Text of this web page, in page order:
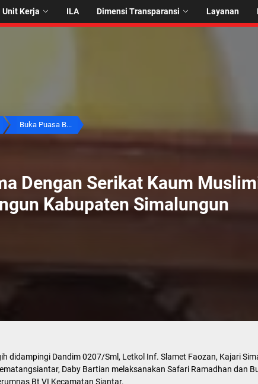
Unit Kerja ILA Dimensi Transparansi Layanan
Buka Puasa B...
Dengan Serikat Kaum
Kabupaten Simalungun
didampingi Dandim 0207/Sml, Letkol Inf. Slamet Faozan, Kajari
Daby Bartian melaksanakan Safari Ramadhan dan
Bt VI Kecamatan Siantar.